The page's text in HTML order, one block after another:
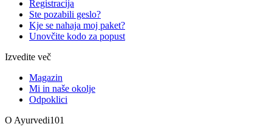
Registracija
Ste pozabili geslo?
Kje se nahaja moj paket?
Unovčite kodo za popust
Izvedite več
Magazin
Mi in naše okolje
Odpoklici
O Ayurvedi101